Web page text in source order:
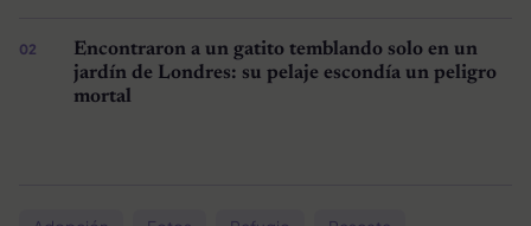
Encontraron a un gatito temblando solo en un
jardín de Londres: su pelaje escondía un peligro
mortal